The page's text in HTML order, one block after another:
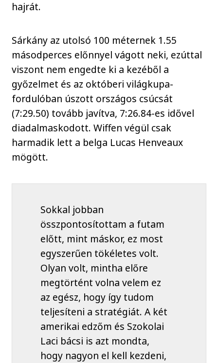
hajrát.
Sárkány az utolsó 100 méternek 1.55
másodperces előnnyel vágott neki, ezúttal
viszont nem engedte ki a kezéből a
győzelmet és az októberi világkupa-
fordulóban úszott országos csúcsát
(7:29.50) tovább javítva, 7:26.84-es idővel
diadalmaskodott. Wiffen végül csak
harmadik lett a belga Lucas Henveaux
mögött.
Sokkal jobban
összpontosítottam a futam
előtt, mint máskor, ez most
egyszerűen tökéletes volt.
Olyan volt, mintha előre
megtörtént volna velem ez
az egész, hogy így tudom
teljesíteni a stratégiát. A két
amerikai edzőm és Szokolai
Laci bácsi is azt mondta,
hogy nagyon el kell kezdeni,